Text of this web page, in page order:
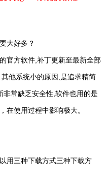
大好多？
官方软件,补丁更新至最新全部
他系统小的原因,是追求精简
常缺乏安全性,软件也用的是
在使用过程中影响极大。
用三种下载方式三种下载方